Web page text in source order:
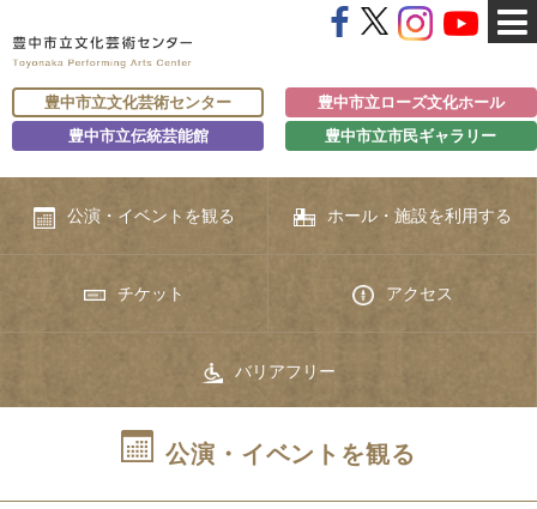
豊中市立文化芸術センター
豊中市立ローズ文化ホール
豊中市立伝統芸能館
豊中市立市民ギャラリー
公演・イベントを観る ホール・施設を利用する
チケット アクセス
バリアフリー
公演・イベントを観る